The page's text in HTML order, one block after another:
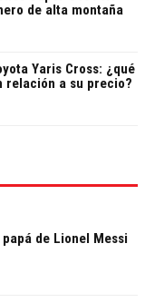
de alta montaña
Yaris Cross: ¿qué
relación a su precio?
de Lionel Messi